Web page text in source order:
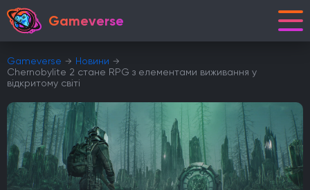
Gameverse
Gameverse
Новини
Chernobylite 2 стане RPG з елементами виживання у
відкритому світі